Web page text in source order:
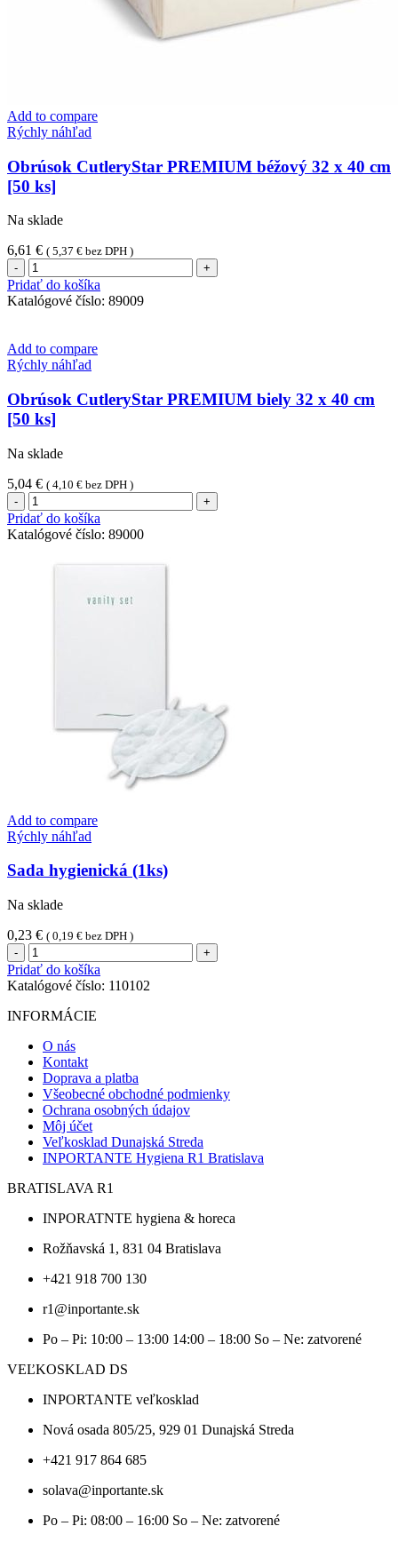
Add to compare
Rýchly náhľad
Obrúsok CutleryStar PREMIUM béžový 32 x 40 cm
[50 ks]
Na sklade
6,61 € ( 5,37 € bez DPH )
množstvo
Obrúsok
CutleryStar
PREMIUM
32
x
40
cm
[50
ks]
Pridať do košíka
Katalógové číslo: 89009
Add to compare
Rýchly náhľad
Obrúsok CutleryStar PREMIUM biely 32 x 40 cm
[50 ks]
Na sklade
5,04 € ( 4,10 € bez DPH )
množstvo
Obrúsok
CutleryStar
PREMIUM
Pridať do košíka
Katalógové číslo: 89000
Add to compare
Rýchly náhľad
Sada hygienická (1ks)
Na sklade
0,23 € ( 0,19 € bez DPH )
množstvo
Sada
hygienická
(1ks)
Pridať do košíka
Katalógové číslo: 110102
INFORMÁCIE
O nás
Kontakt
Doprava a platba
Všeobecné obchodné podmienky
Ochrana osobných údajov
Môj účet
Veľkosklad Dunajská Streda
INPORTANTE Hygiena R1 Bratislava
BRATISLAVA R1
INPORATNTE hygiena & horeca
Rožňavská 1, 831 04 Bratislava
+421 918 700 130
r1@inportante.sk
Po – Pi: 10:00 – 13:00 14:00 – 18:00 So – Ne: zatvorené
VEĽKOSKLAD DS
INPORTANTE veľkosklad
Nová osada 805/25, 929 01 Dunajská Streda
+421 917 864 685
solava@inportante.sk
Po – Pi: 08:00 – 16:00 So – Ne: zatvorené